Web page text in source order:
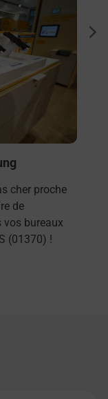
cher proche
de
bureaux
(01370) !